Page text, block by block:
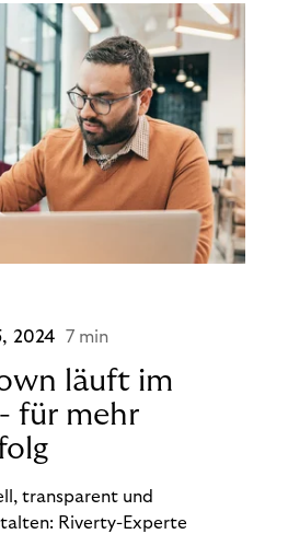
2024 7 min
läuft im
für mehr
transparent und
Riverty-Experte